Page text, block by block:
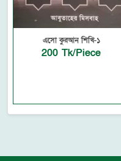
এসো কুরআন শিখি-১
200 Tk/Piece